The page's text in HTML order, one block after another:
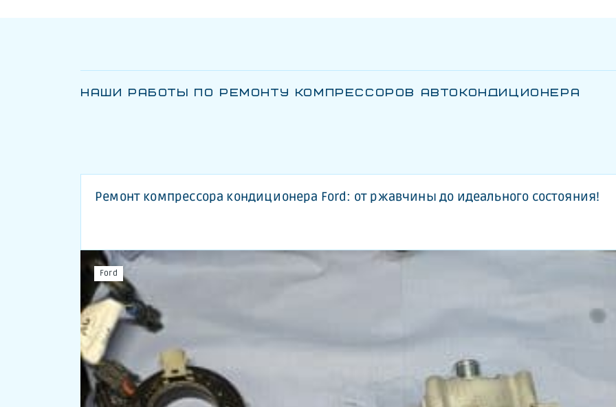
НАШИ РАБОТЫ ПО РЕМОНТУ КОМПРЕССОРОВ АВТОКОНДИЦИОНЕРА
Ремонт компрессора кондиционера Ford: от ржавчины до идеального состояния!
Ford